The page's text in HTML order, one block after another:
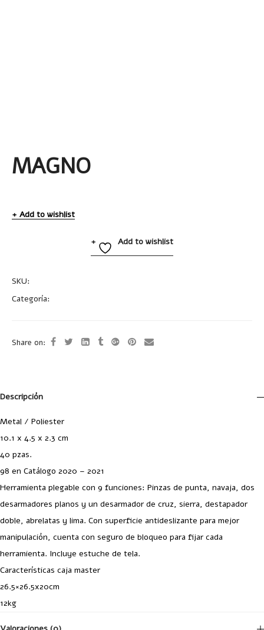
MAGNO
Add to wishlist
Add to wishlist
SKU:
Categoría:
Share on:
Descripción
Metal / Poliester
10.1 x 4.5 x 2.3 cm
40 pzas.
98 en Catálogo 2020 – 2021
Herramienta plegable con 9 funciones: Pinzas de punta, navaja, dos
desarmadores planos y un desarmador de cruz, sierra, destapador
doble, abrelatas y lima. Con superficie antideslizante para mejor
manipulación, cuenta con seguro de bloqueo para fijar cada
herramienta. Incluye estuche de tela.
Características caja master
26.5×26.5x20cm
12kg